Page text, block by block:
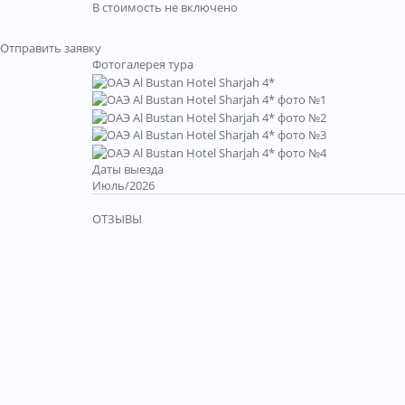
В стоимость не включено
Отправить заявку
Фотогалерея тура
Даты выезда
Июль/2026
ОТЗЫВЫ